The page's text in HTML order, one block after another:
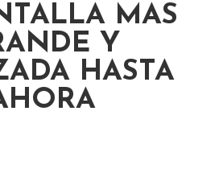
MAS
Y
HASTA